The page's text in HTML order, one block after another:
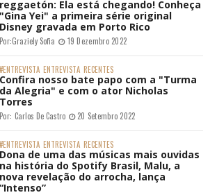
reggaetón: Ela está chegando! Conheça
"Gina Yei" a primeira série original
Disney gravada em Porto Rico
Por:Graziely Sofia 19 Dezembro 2022
#ENTREVISTA ENTREVISTA RECENTES
Confira nosso bate papo com a "Turma
da Alegria" e com o ator Nicholas
Torres
Por: Carlos De Castro 20 Setembro 2022
#ENTREVISTA ENTREVISTA RECENTES
Dona de uma das músicas mais ouvidas
na história do Spotify Brasil, Malu, a
nova revelação do arrocha, lança
“Intenso”